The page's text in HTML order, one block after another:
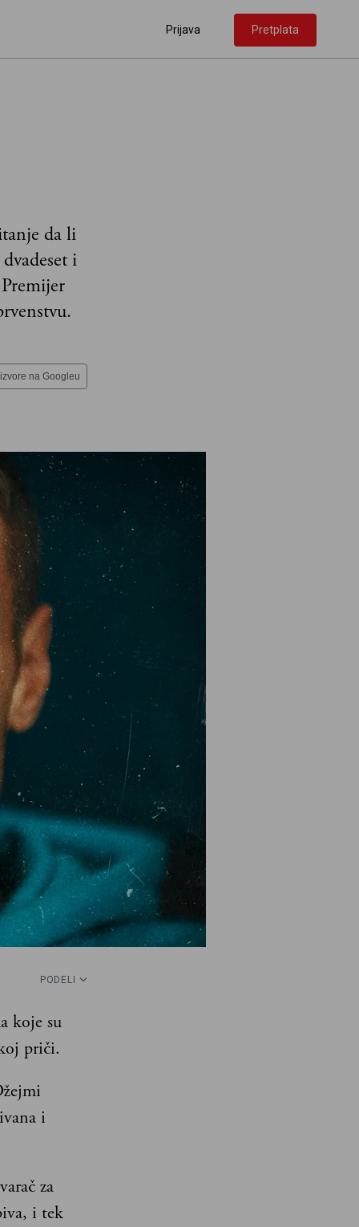
Prijava Pretplata
da li
i
na Googleu
PODELI
koje su
priči.
i
za
i tek